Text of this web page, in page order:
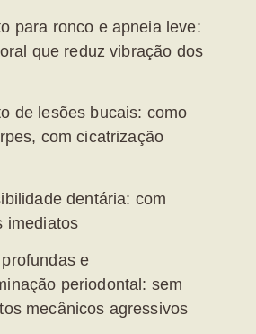
para ronco e apneia leve:
que reduz vibração dos
de lesões bucais: como
com cicatrização
dentária: com
imediatos
e
periodontal: sem
mecânicos agressivos